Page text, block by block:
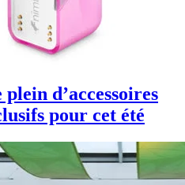
d’accessoires
pour cet été